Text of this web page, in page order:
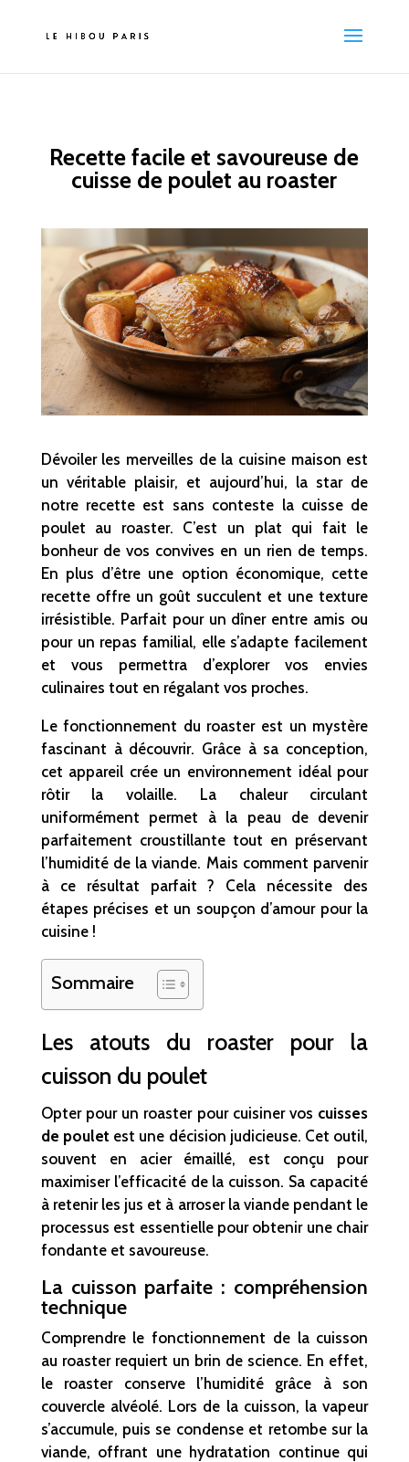
Recette facile et savoureuse de
cuisse de poulet au roaster
Dévoiler les merveilles de la cuisine maison est
un véritable plaisir, et aujourd’hui, la star de
notre recette est sans conteste la cuisse de
poulet au roaster. C’est un plat qui fait le
bonheur de vos convives en un rien de temps.
En plus d’être une option économique, cette
recette offre un goût succulent et une texture
irrésistible. Parfait pour un dîner entre amis ou
pour un repas familial, elle s’adapte facilement
et vous permettra d’explorer vos envies
culinaires tout en régalant vos proches.
Le fonctionnement du roaster est un mystère
fascinant à découvrir. Grâce à sa conception,
cet appareil crée un environnement idéal pour
rôtir la volaille. La chaleur circulant
uniformément permet à la peau de devenir
parfaitement croustillante tout en préservant
l’humidité de la viande. Mais comment parvenir
à ce résultat parfait ? Cela nécessite des
étapes précises et un soupçon d’amour pour la
cuisine !
Sommaire
Les atouts du roaster pour la
cuisson du poulet
Opter pour un roaster pour cuisiner vos cuisses
de poulet est une décision judicieuse. Cet outil,
souvent en acier émaillé, est conçu pour
maximiser l’efficacité de la cuisson. Sa capacité
à retenir les jus et à arroser la viande pendant le
processus est essentielle pour obtenir une chair
fondante et savoureuse.
La cuisson parfaite : compréhension
technique
Comprendre le fonctionnement de la cuisson
au roaster requiert un brin de science. En effet,
le roaster conserve l’humidité grâce à son
couvercle alvéolé. Lors de la cuisson, la vapeur
s’accumule, puis se condense et retombe sur la
viande, offrant une hydratation continue qui